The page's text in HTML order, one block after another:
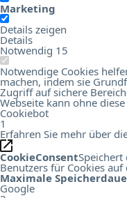
Marketing
Details zeigen
Details
Notwendig 15
Notwendige Cookies
machen, indem sie
Zugriff auf sichere
Webseite kann ohne
Cookiebot
1
Erfahren Sie mehr über
CookieConsentSpeichert
Benutzers für Cookies
Maximale
Google